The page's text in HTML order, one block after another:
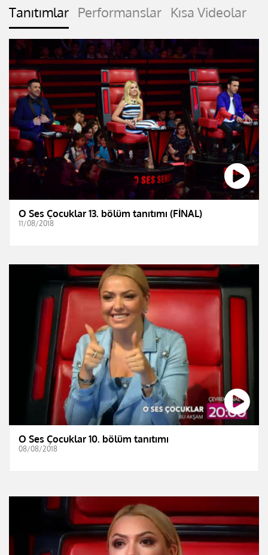
Tanıtımlar Performanslar Kısa Videolar
O Ses Çocuklar 13. bölüm tanıtımı (FİNAL)
11/08/2018
O Ses Çocuklar 10. bölüm tanıtımı
08/08/2018